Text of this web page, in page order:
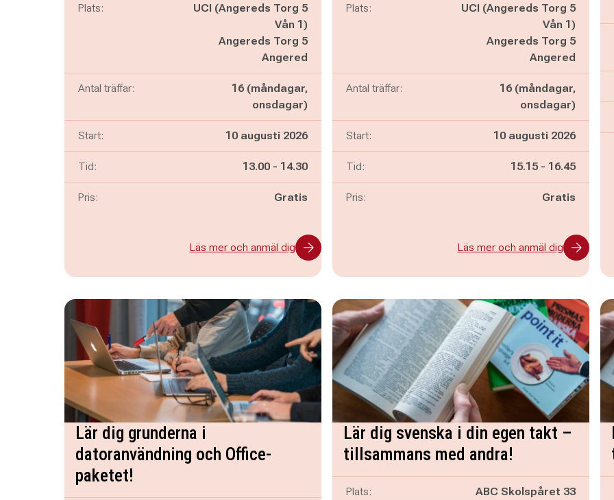
Plats:
UCI (Angereds Torg 5
Vån 1)
Angereds Torg 5
Angered
Antal träffar:
16 (måndagar,
onsdagar)
Start: 10 augusti 2026
Tid: Pågår mellan
13.00 - och
14.30
Pris: Gratis
Läs mer och anmäl dig
Plats:
UCI (Angereds Torg 5
Vån 1)
Angereds Torg 5
Angered
Antal träffar:
16 (måndagar,
onsdagar)
Start: 10 augusti 2026
Tid: Pågår mellan
15.15 - och
16.45
Pris: Gratis
Läs mer och anmäl dig
Lär dig grunderna i
datoranvändning och Office-
paketet!
Lär dig svenska i din egen takt –
tillsammans med andra!
Plats:
ABC Skolspåret 33